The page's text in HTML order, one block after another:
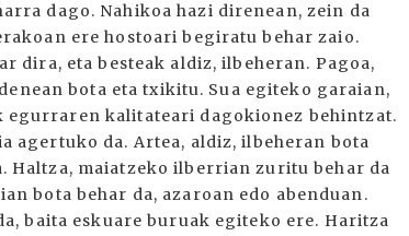
dago. Nahikoa hazi direnean, zein da
ere hostoari begiratu behar zaio.
dira, eta besteak aldiz, ilbeheran. Pagoa,
bota eta txikitu. Sua egiteko garaian,
egurraren kalitateari dagokionez behintzat.
agertuko da. Artea, aldiz, ilbeheran bota
Haltza, maiatzeko ilberrian zuritu behar da
bota behar da, azaroan edo abenduan.
baita eskuare buruak egiteko ere. Haritza